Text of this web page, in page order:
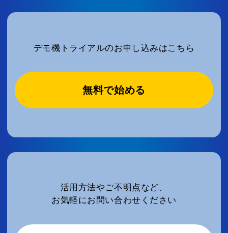
デモ機トライアルのお申し込みはこちら
無料で始める
活用方法やご不明点など、
お気軽にお問い合わせください